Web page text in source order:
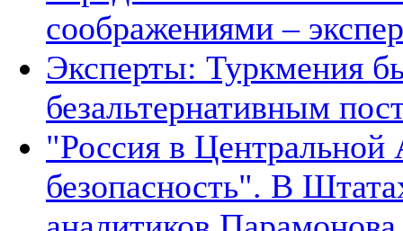
соображениями –
Эксперты: Туркмения
безальтернативным
"Россия в Центральной
безопасность". В